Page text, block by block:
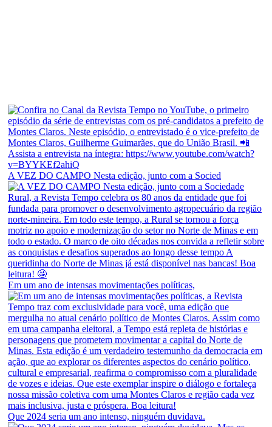
A VEZ DO CAMPO Nesta edição, junto com a Socied
Em um ano de intensas movimentações políticas,
Que 2024 seria um ano intenso, ninguém duvidava.